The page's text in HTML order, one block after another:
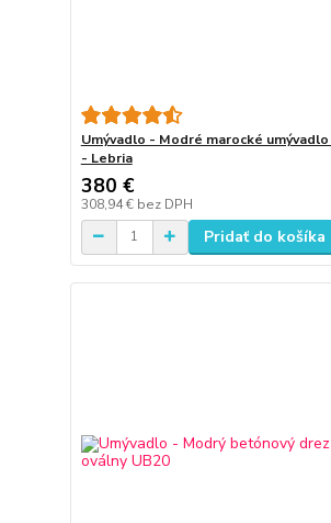
Umývadlo - Modré marocké
- Lebria
380 €
308,94 € bez DPH
Pridať do košíka